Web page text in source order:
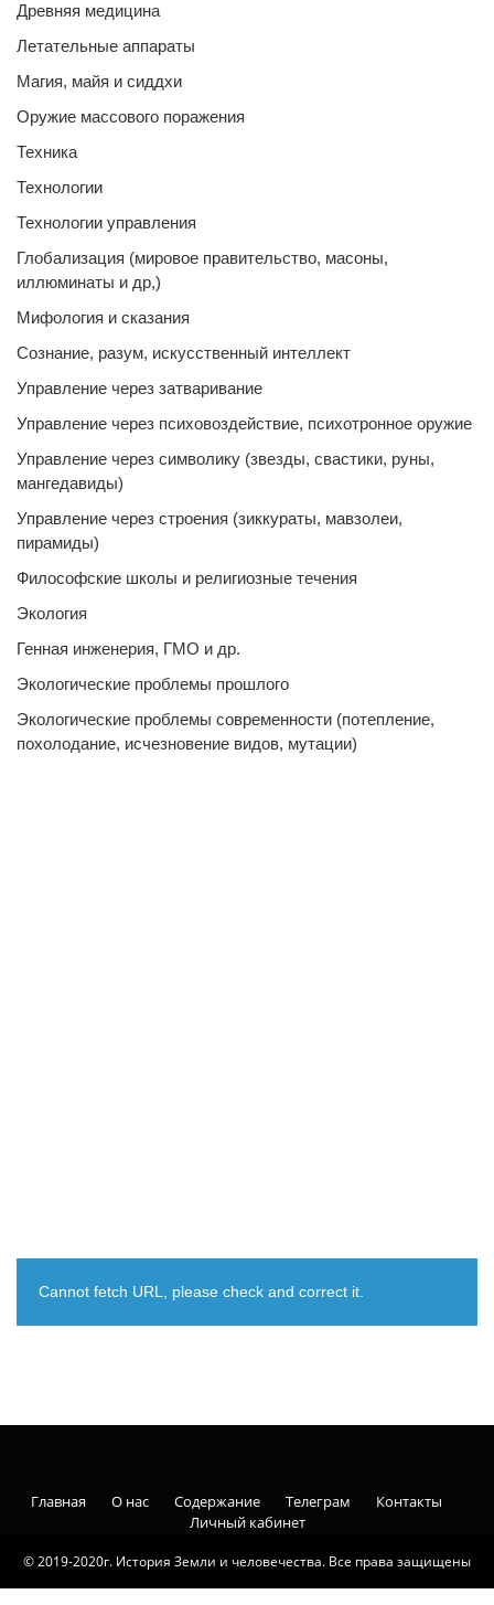
Древняя медицина
Летательные аппараты
Магия, майя и сиддхи
Оружие массового поражения
Техника
Технологии
Технологии управления
Глобализация (мировое правительство, масоны,
иллюминаты и др,)
Мифология и сказания
Сознание, разум, искусственный интеллект
Управление через затваривание
Управление через психовоздействие, психотронное оружие
Управление через символику (звезды, свастики, руны,
мангедавиды)
Управление через строения (зиккураты, мавзолеи,
пирамиды)
Философские школы и религиозные течения
Экология
Генная инженерия, ГМО и др.
Экологические проблемы прошлого
Экологические проблемы современности (потепление,
похолодание, исчезновение видов, мутации)
Cannot fetch URL, please check and correct it.
© 2019-2020г. История Земли и человечества. Все права защищены
Главная О нас Содержание Телеграм
Контакты
Личный кабинет